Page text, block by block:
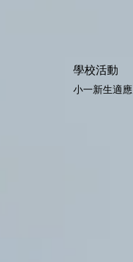
學校活動
小一新生適應